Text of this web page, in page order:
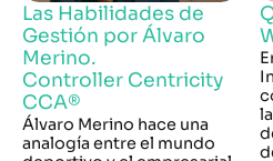
Las Habilidades de
Gestión por Álvaro
Merino.
Controller Centricity
CCA®
Álvaro Merino hace una
analogía entre el mundo